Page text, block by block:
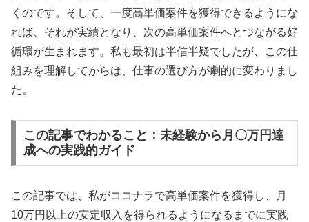
くのです。そして、一度高単価案件を獲得できるようにな
れば、それが実績となり、次の高単価案件へとつながる好
循環が生まれます。私も最初は半信半疑でしたが、この仕
組みを理解してからは、仕事の選び方が劇的に変わりまし
た。
この記事でわかること：未経験から月〇万円達
成への実践的ガイド
この記事では、私がココナラで高単価案件を獲得し、月
10万円以上の安定収入を得られるようになるまでに実践